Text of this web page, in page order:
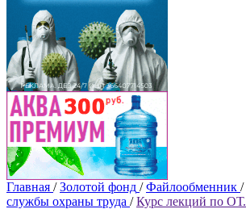
Главная / Золотой фонд / Файлообменник /
службы охраны труда / Курс лекций по ОТ.